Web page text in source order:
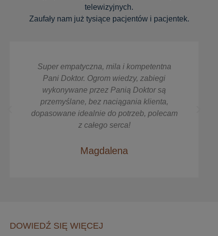
telewizyjnych.
Zaufały nam już tysiące pacjentów i pacjentek.
Super empatyczna, mila i kompetentna
Pani Doktor. Ogrom wiedzy, zabiegi
wykonywane przez Panią Doktor są
przemyślane, bez naciągania klienta,
dopasowane idealnie do potrzeb, polecam
z całego serca!
Magdalena
DOWIEDŹ SIĘ WIĘCEJ